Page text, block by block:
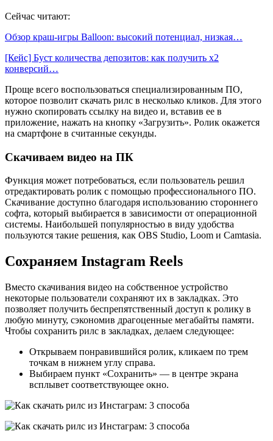
Сейчас читают:
Обзор краш-игры Balloon: высокий потенциал, низкая…
[Кейс] Буст количества депозитов: как получить х2
конверсий…
Проще всего воспользоваться специализированным ПО,
которое позволит скачать рилс в несколько кликов. Для этого
нужно скопировать ссылку на видео и, вставив ее в
приложение, нажать на кнопку «Загрузить». Ролик окажется
на смартфоне в считанные секунды.
Скачиваем видео на ПК
Функция может потребоваться, если пользователь решил
отредактировать ролик с помощью профессионального ПО.
Скачивание доступно благодаря использованию стороннего
софта, который выбирается в зависимости от операционной
системы. Наибольшей популярностью в виду удобства
пользуются такие решения, как OBS Studio, Loom и Camtasia.
Сохраняем Instagram Reels
Вместо скачивания видео на собственное устройство
некоторые пользователи сохраняют их в закладках. Это
позволяет получить беспрепятственный доступ к ролику в
любую минуту, сэкономив драгоценные мегабайты памяти.
Чтобы сохранить рилс в закладках, делаем следующее:
Открываем понравившийся ролик, кликаем по трем
точкам в нижнем углу справа.
Выбираем пункт «Сохранить» — в центре экрана
всплывет соответствующее окно.